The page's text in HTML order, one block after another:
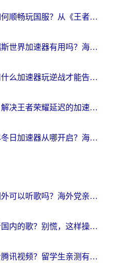
人在海外，如何顺畅玩国服？从《王者荣耀》到《云图计划》的加速器终极指南
在国外玩塔瑞斯世界加速器有用吗？海外玩家亲测后的真实答案
身在海外，用什么加速器玩逆战才能告别延迟？
海外党必看：解决王者荣耀延迟的加速器终极指南——从EVE到猫和老鼠，一个工具全搞定
苹果手机无尽冬日加速器从哪开启？海外玩家的冬日生存指南
酷狗会员在国外可以听歌吗？海外党亲测有效：3步解决音乐权限难题
在国外无法听国内的歌？别慌，这样操作就能畅听QQ音乐（附亲测加速器推荐）
在国外如何看腾讯视频？留学生亲测有效的回国加速方案